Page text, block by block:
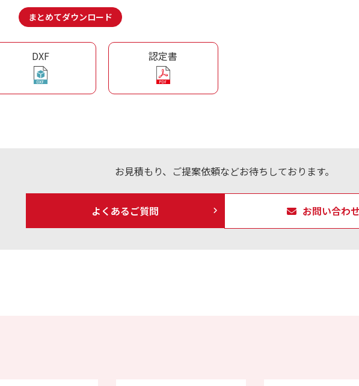
まとめてダウンロード
DXF 認定書
お見積もり、ご提案依頼などお待ちしております。
よくあるご質問 お問い合わ